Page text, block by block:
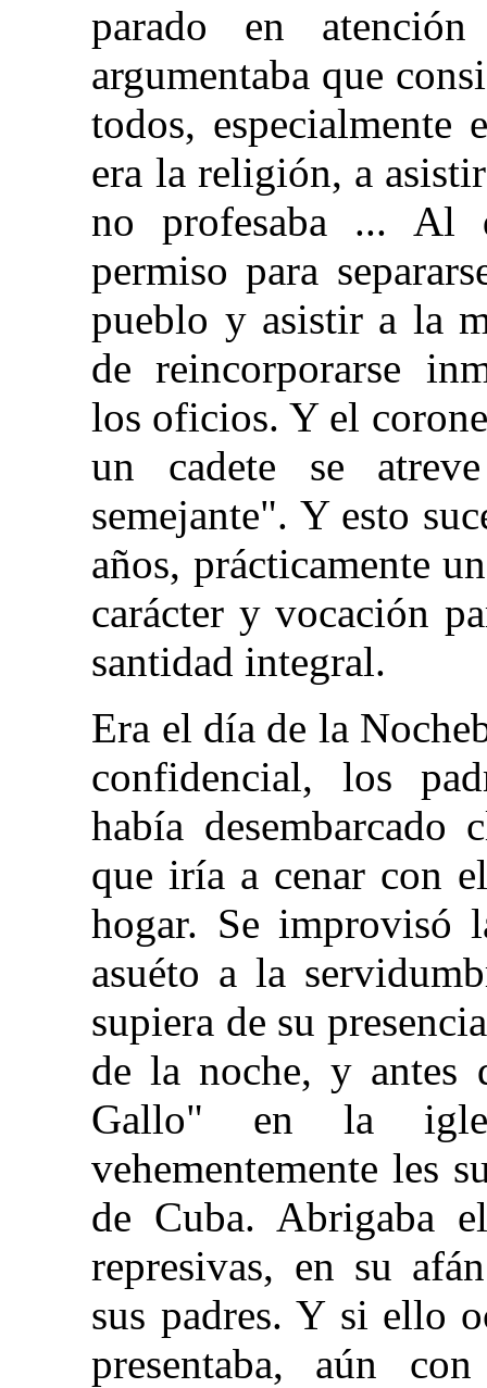
parado en
argumentaba que
todos, especialmente
era la religión, a
no profesaba ... Al
permiso para
pueblo y asistir a la
de reincorporarse
los oficios. Y el
un cadete se
semejante". Y esto
años, prácticamente
carácter y vocación
santidad integral.
Era el día de la
confidencial, los
había desembarcado
que iría a cenar con
hogar. Se improvisó
asuéto a la
supiera de su
de la noche, y antes
Gallo" en la
vehementemente les
de Cuba. Abrigaba
represivas, en su
sus padres. Y si ello
presentaba, aún